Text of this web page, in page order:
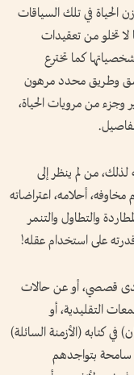
في تلك السياقات
لا تخلو من تعقيدات
كما تخترع
نسق وطريق محدد مرهون
من مرويات الحياة،
من لم ينظر إلى
أحلامه، اعتراضاته
والتطاول والتنمر
على استخدام عقله!
قصصي، أو عن حالات
التقليدية، أو
كتابه (الأزمنة السائلة)
سامحة بتواجدهم